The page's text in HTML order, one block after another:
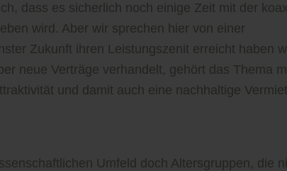
dass es sicherlich noch einige Zeit mit der
wird. Aber wir sprechen hier von einer
Zukunft ihren Leistungszenit erreicht haben
neue Verträge verhandelt, gehört das Thema
und damit auch eine nachhaltige
Umfeld doch Altersgruppen, die